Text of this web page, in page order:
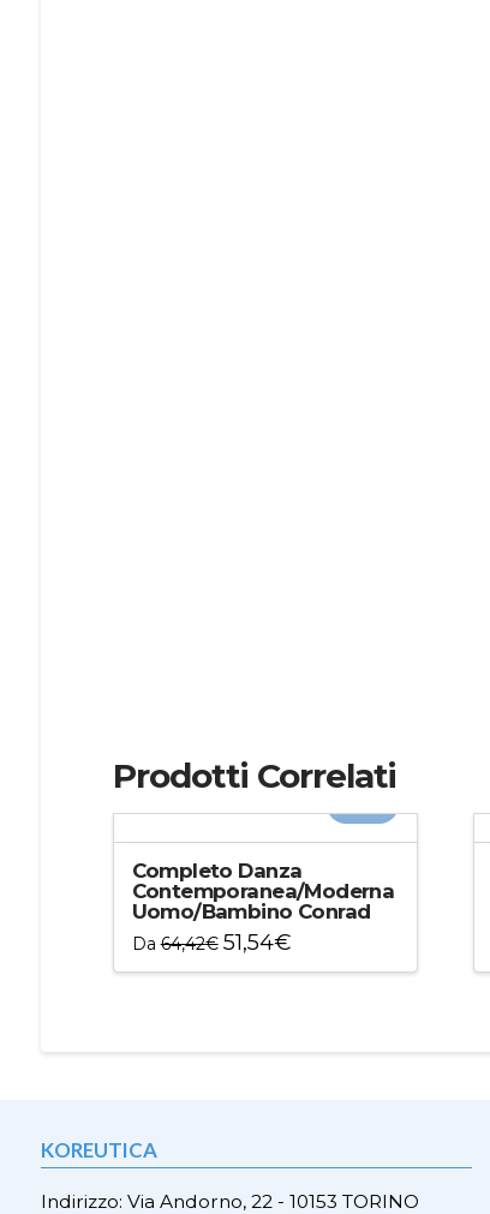
Prodotti Correlati
Completo Danza
Contemporanea/Moderna
Uomo/Bambino Conrad
Da64,42€ 51,54€
più
possono
KOREUTICA
Indirizzo: Via Andorno, 22 - 10153 TORINO